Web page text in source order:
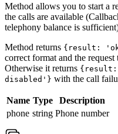
Method allows you to start a
the calls are available
telephony balance is
Method returns {result:
correct format and the request
Otherwise it returns
disabled'} with the call
Name Type
Description
phone string Phone number